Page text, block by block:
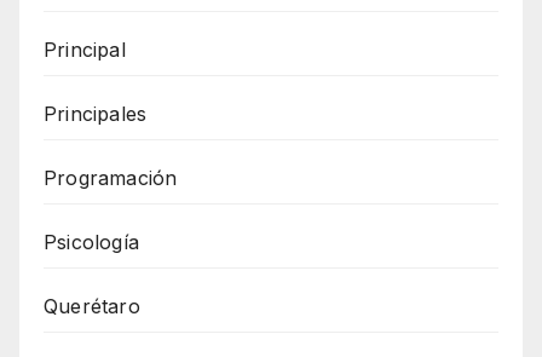
Principal
Principales
Programación
Psicología
Querétaro